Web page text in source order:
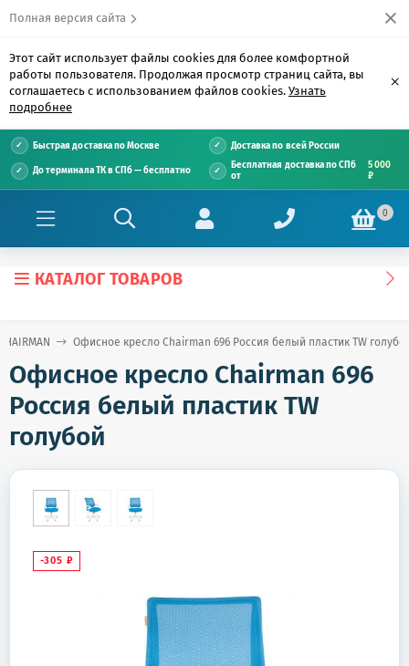
Полная версия сайта
Этот сайт использует файлы cookies для более комфортной
работы пользователя. Продолжая просмотр страниц сайта, вы
соглашаетесь с использованием файлов cookies. Узнать
подробнее
×
Быстрая доставка по Москве Доставка по всей России
До терминала ТК в СПб — бесплатно
Бесплатная доставка по СПб
от
5 000
₽
0
КАТАЛОГ ТОВАРОВ
Офисное кресло Chairman 696 Россия белый пластик TW
Офисное кресло Chairman 696
Россия белый пластик TW
голубой
-305 ₽